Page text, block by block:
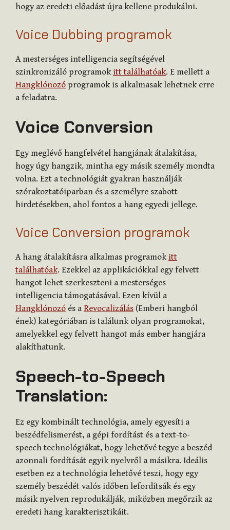
hogy az eredeti előadást újra kellene produkálni.
Voice Dubbing programok
A mesterséges intelligencia segítségével
szinkronizáló programok itt találhatóak. E mellett a
Hangklónozó programok is alkalmasak lehetnek erre
a feladatra.
Voice Conversion
Egy meglévő hangfelvétel hangjának átalakítása,
hogy úgy hangzik, mintha egy másik személy mondta
volna. Ezt a technológiát gyakran használják
szórakoztatóiparban és a személyre szabott
hirdetésekben, ahol fontos a hang egyedi jellege.
Voice Conversion programok
A hang átalakításra alkalmas programok itt
találhatóak. Ezekkel az applikációkkal egy felvett
hangot lehet szerkeszteni a mesterséges
intelligencia támogatásával. Ezen kívül a
Hangklónozó és a Revocalizálás (Emberi hangból
ének) kategóriában is találunk olyan programokat,
amelyekkel egy felvett hangot más ember hangjára
alakíthatunk.
Speech-to-Speech
Translation:
Ez egy kombinált technológia, amely egyesíti a
beszédfelismerést, a gépi fordítást és a text-to-
speech technológiákat, hogy lehetővé tegye a beszéd
azonnali fordítását egyik nyelvről a másikra. Ideális
esetben ez a technológia lehetővé teszi, hogy egy
személy beszédét valós időben lefordítsák és egy
másik nyelven reprodukálják, miközben megőrzik az
eredeti hang karakterisztikáit.